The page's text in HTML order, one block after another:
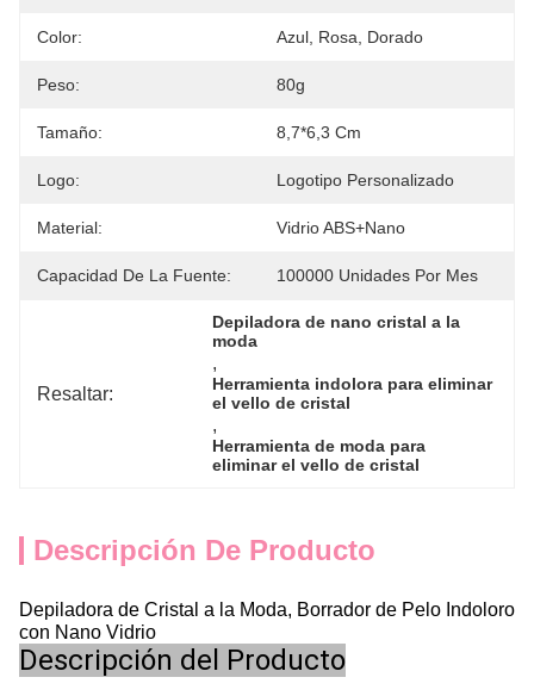
Color: Azul, Rosa, Dorado
Peso: 80g
Tamaño: 8,7*6,3 Cm
Logo: Logotipo Personalizado
Material: Vidrio ABS+Nano
Capacidad De La Fuente: 100000 Unidades Por Mes
Resaltar:
Depiladora de nano cristal a la
moda
,
Herramienta indolora para eliminar
el vello de cristal
,
Herramienta de moda para
eliminar el vello de cristal
Descripción De Producto
Depiladora de Cristal a la Moda, Borrador de Pelo Indoloro
con Nano Vidrio
Descripción del Producto